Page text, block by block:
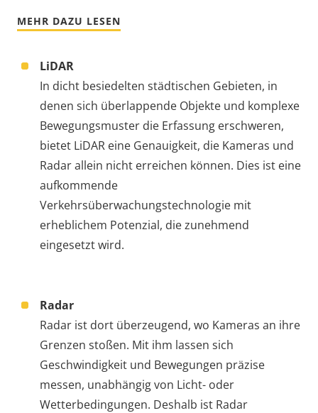
MEHR DAZU LESEN
LiDAR
In dicht besiedelten städtischen Gebieten, in
denen sich überlappende Objekte und komplexe
Bewegungsmuster die Erfassung erschweren,
bietet LiDAR eine Genauigkeit, die Kameras und
Radar allein nicht erreichen können. Dies ist eine
aufkommende
Verkehrsüberwachungstechnologie mit
erheblichem Potenzial, die zunehmend
eingesetzt wird.
Radar
Radar ist dort überzeugend, wo Kameras an ihre
Grenzen stoßen. Mit ihm lassen sich
Geschwindigkeit und Bewegungen präzise
messen, unabhängig von Licht- oder
Wetterbedingungen. Deshalb ist Radar